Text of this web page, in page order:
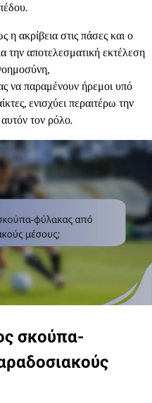
η ακρίβεια στις πάσες και ο
την αποτελεσματική εκτέλεση
να παραμένουν ήρεμοι υπό
ενισχύει περαιτέρω την
τον ρόλο.
σκούπα-